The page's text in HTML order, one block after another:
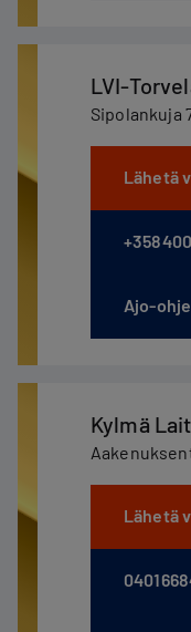
LVI-
Sipolankuja
Lähetä
Ajo-
Kylmä
Lähetä